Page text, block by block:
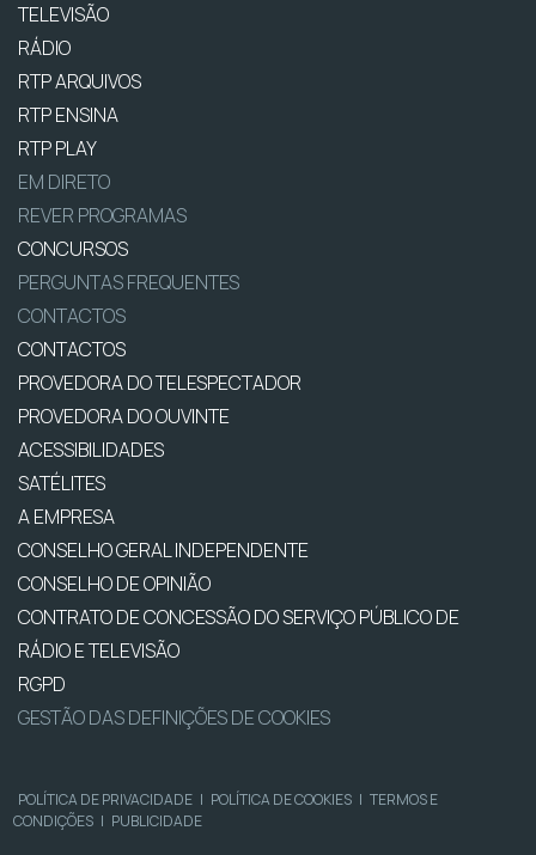
TELEVISÃO
RÁDIO
RTP ARQUIVOS
RTP ENSINA
RTP PLAY
EM DIRETO
REVER PROGRAMAS
CONCURSOS
PERGUNTAS FREQUENTES
CONTACTOS
CONTACTOS
PROVEDORA DO TELESPECTADOR
PROVEDORA DO OUVINTE
ACESSIBILIDADES
SATÉLITES
A EMPRESA
CONSELHO GERAL INDEPENDENTE
CONSELHO DE OPINIÃO
CONTRATO DE CONCESSÃO DO SERVIÇO PÚBLICO DE
RÁDIO E TELEVISÃO
RGPD
GESTÃO DAS DEFINIÇÕES DE COOKIES
POLÍTICA DE PRIVACIDADE | POLÍTICA DE COOKIES | TERMOS E
CONDIÇÕES | PUBLICIDADE